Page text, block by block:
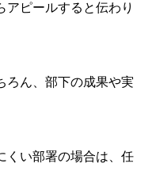
アピールすると伝わり
ろん、部下の成果や実
くい部署の場合は、任